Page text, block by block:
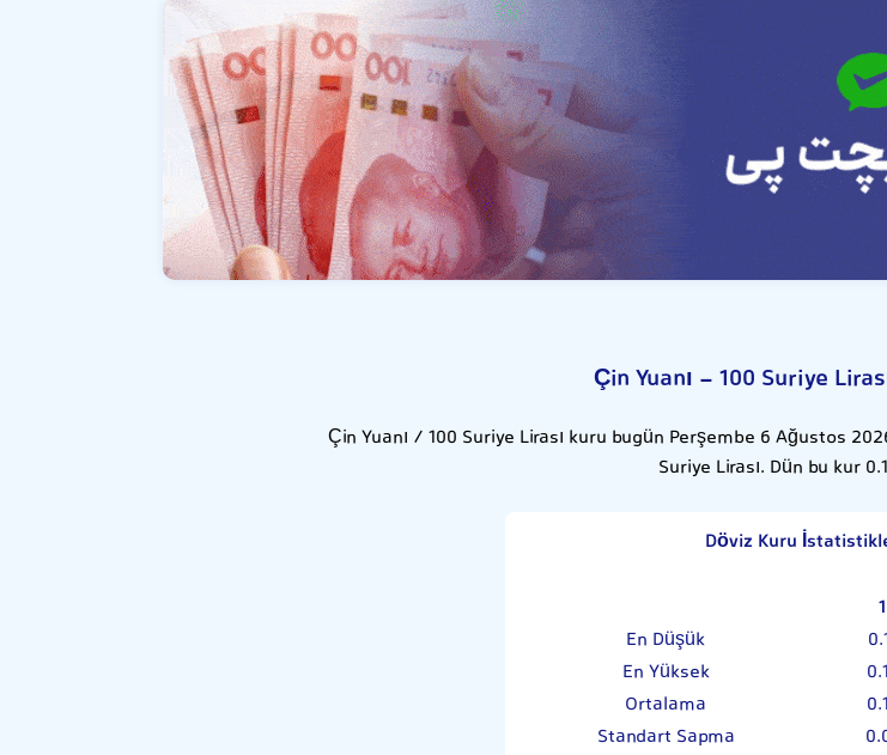
Çin Yuanı - 100 Suriye
Çin Yuanı / 100 Suriye Lirası kuru bugün Perşembe 6 Ağustos
Suriye Lirası. Dün bu kur
Döviz Kuru
En Düşük
En Yüksek
Ortalama
Standart Sapma